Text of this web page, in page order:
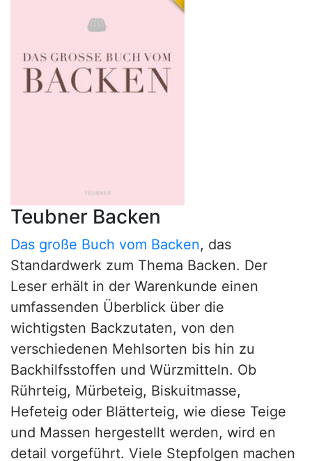
Teubner Backen
Das große Buch vom Backen, das
Standardwerk zum Thema Backen. Der
Leser erhält in der Warenkunde einen
umfassenden Überblick über die
wichtigsten Backzutaten, von den
verschiedenen Mehlsorten bis hin zu
Backhilfsstoffen und Würzmitteln. Ob
Rührteig, Mürbeteig, Biskuitmasse,
Hefeteig oder Blätterteig, wie diese Teige
und Massen hergestellt werden, wird en
detail vorgeführt. Viele Stepfolgen machen